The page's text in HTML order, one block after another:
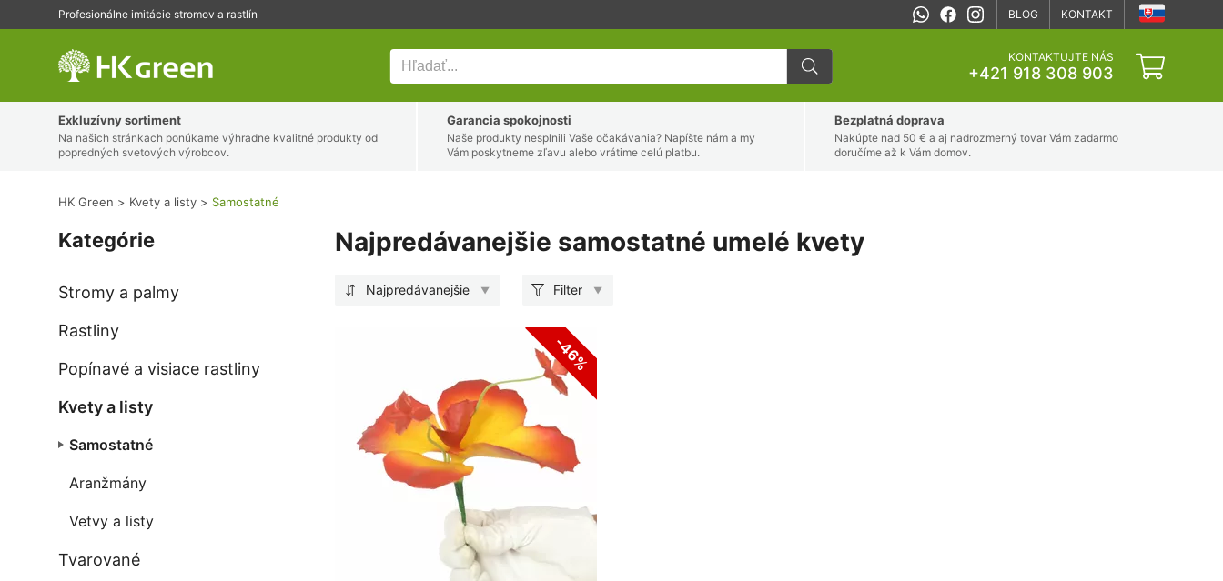
Profesionálne imitácie stromov a rastlín BLOG
KONTAKT
KONTAKTUJTE NÁS
+421 918 308 903
HK Green Kvety a listy Samostatné
Kategórie
Stromy a palmy
Rastliny
Popínavé a visiace rastliny
Kvety a listy
Samostatné
Aranžmány
Vetvy a listy
Tvarované
Exkluzívny sortiment
Na našich stránkach ponúkame výhradne kvalitné produkty od
popredných svetových výrobcov.
Garancia spokojnosti
Naše produkty nesplnili Vaše očakávania? Napíšte nám a my
Vám poskytneme zľavu alebo vrátime celú platbu.
Bezplatná doprava
Nakúpte nad 50 € a aj nadrozmerný tovar Vám zadarmo
doručíme až k Vám domov.
Najpredávanejšie samostatné umelé kvety
Najpredávanejšie Filter
-46%